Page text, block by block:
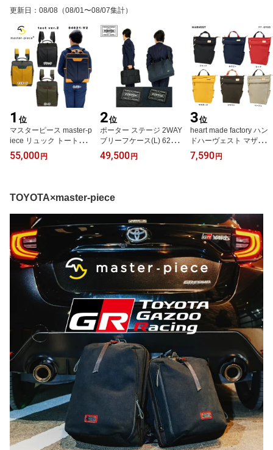
更新日 ： 08/08 （08/01〜08/07集計）
1 位
マスターピース master-p
iece リュック トートバ
ッグ MSPC Tact 04021-v
2 マスターピース リュッ
55,000 円
2位
ポーター ステージ 2WAY
ブリーフケース(L) 620-0
7572 吉田カバン PORTE
R STAGE ビジネスバッ
49,500 円
3位
heart made factory ハン
ドハーヴェスト マザーズ
バッグ マザーズリュッ
ク リセスタイル FY-09
7,590 円
TOYOTA×master-piece